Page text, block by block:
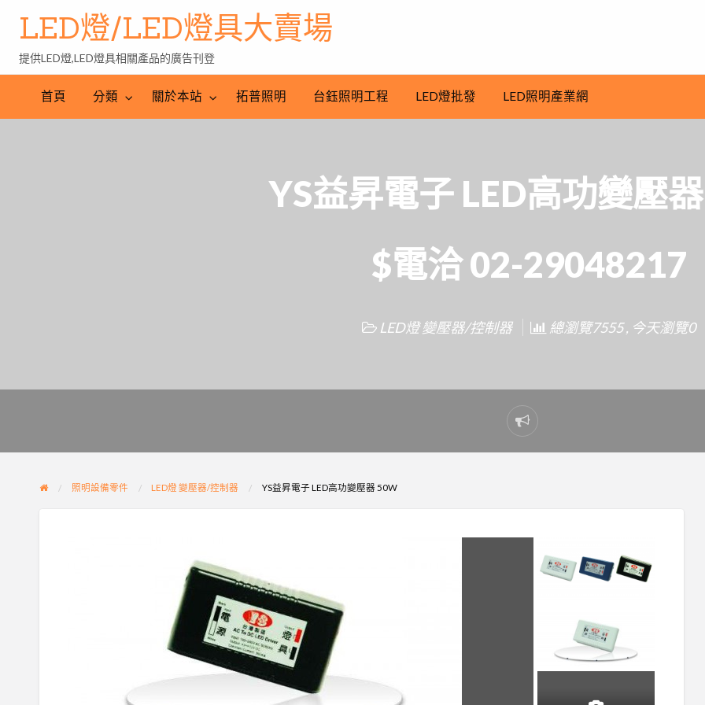
LED
批
LED
照
產
LED燈/LED燈具大賣場
提供LED燈,LED燈具相關產品的廣告刊登
首頁 分類 關於本站 拓普照明 台鈺照明工程 LED燈批發 LED照明產業網
YS益昇電子 LED高功變壓
$電洽 02-29048217
LED燈 變壓器/控制器 總瀏覽7555 , 今天瀏覽0
Report
problem
照明設備零件 LED燈 變壓器/控制器 YS益昇電子 LED高功變壓器 50W